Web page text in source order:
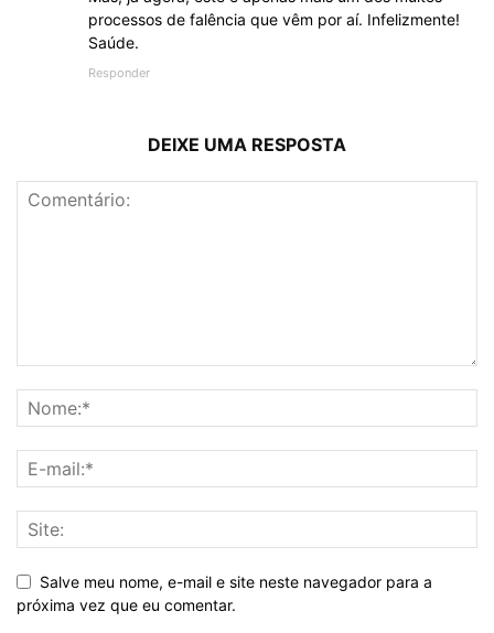
processos de falência que vêm por aí. Infelizmente!
Saúde.
Responder
DEIXE UMA RESPOSTA
Salve meu nome, e-mail e site neste navegador para a
próxima vez que eu comentar.